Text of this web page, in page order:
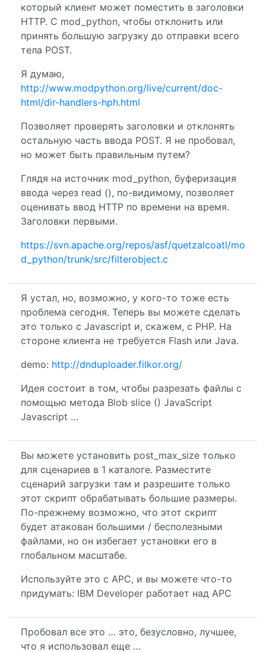
который клиент может поместить в заголовки
HTTP. С mod_python, чтобы отклонить или
принять большую загрузку до отправки всего
тела POST.
Я думаю,
http://www.modpython.org/live/current/doc-
html/dir-handlers-hph.html
Позволяет проверять заголовки и отклонять
остальную часть ввода POST. Я не пробовал,
но может быть правильным путем?
Глядя на источник mod_python, буферизация
ввода через read (), по-видимому, позволяет
оценивать ввод HTTP по времени на время.
Заголовки первыми.
https://svn.apache.org/repos/asf/quetzalcoatl/mo
d_python/trunk/src/filterobject.c
Я устал, но, возможно, у кого-то тоже есть
проблема сегодня. Теперь вы можете сделать
это только с Javascript и, скажем, с PHP. На
стороне клиента не требуется Flash или Java.
demo: http://dnduploader.filkor.org/
Идея состоит в том, чтобы разрезать файлы с
помощью метода Blob slice () JavaScript
Javascript …
Вы можете установить post_max_size только
для сценариев в 1 каталоге. Разместите
сценарий загрузки там и разрешите только
этот скрипт обрабатывать большие размеры.
По-прежнему возможно, что этот скрипт
будет атакован большими / бесполезными
файлами, но он избегает установки его в
глобальном масштабе.
Используйте это с APC, и вы можете что-то
придумать: IBM Developer работает над APC
Пробовал все это … это, безусловно, лучшее,
что я использовал еще …